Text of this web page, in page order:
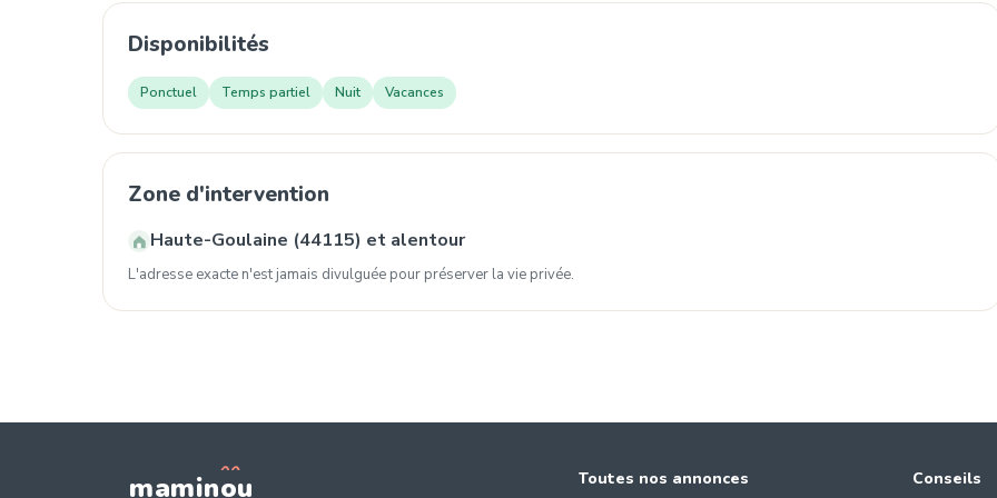
Disponibilités
Ponctuel Temps partiel Nuit Vacances
Zone d'intervention
Haute-Goulaine (44115) et alentour
L'adresse exacte n'est jamais divulguée pour préserver la vie privée.
maminou
Toutes nos annonces
Conseils